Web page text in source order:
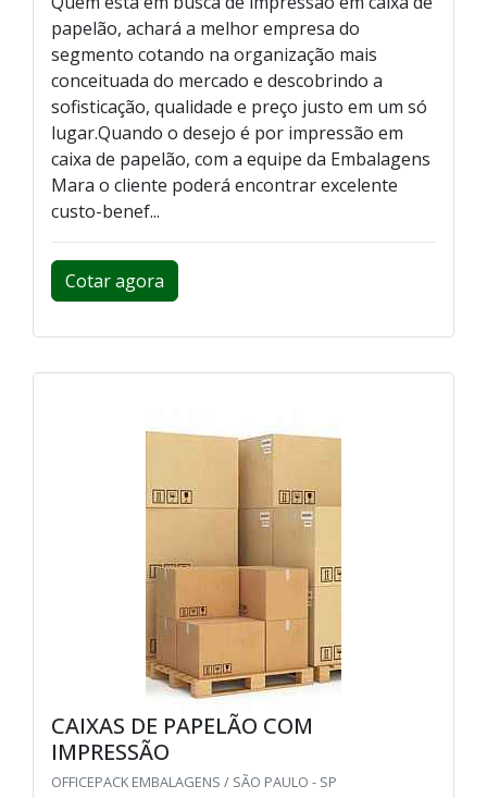
papelão, achará a melhor empresa do
segmento cotando na organização mais
conceituada do mercado e descobrindo a
sofisticação, qualidade e preço justo em um só
lugar.Quando o desejo é por impressão em
caixa de papelão, com a equipe da Embalagens
Mara o cliente poderá encontrar excelente
custo-benef...
Cotar agora
CAIXAS DE PAPELÃO COM
IMPRESSÃO
OFFICEPACK EMBALAGENS / SÃO PAULO - SP